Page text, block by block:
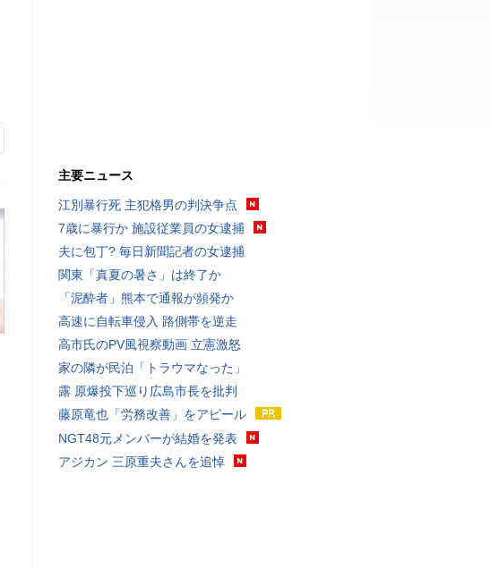
主要ニュース
江別暴行死 主犯格男の判決争点
7歳に暴行か 施設従業員の女逮捕
夫に包丁? 毎日新聞記者の女逮捕
関東「真夏の暑さ」は終了か
「泥酔者」熊本で通報が頻発か
高速に自転車侵入 路側帯を逆走
高市氏のPV風視察動画 立憲激怒
家の隣が民泊「トラウマなった」
露 原爆投下巡り広島市長を批判
藤原竜也「労務改善」をアピール
NGT48元メンバーが結婚を発表
アジカン 三原重夫さんを追悼